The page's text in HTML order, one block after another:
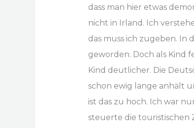
dass man hier etwas
nicht in Irland. Ich
das muss ich zugeben. In
geworden. Doch als Kind
Kind deutlicher. Die
schon ewig lange anhält
ist das zu hoch. Ich war
steuerte die touristischen